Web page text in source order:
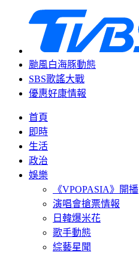
颱風白海豚動態
SBS歌謠大戰
優惠好康情報
首頁
即時
生活
政治
娛樂
《VPOPASIA》開播
演唱會搶票情報
日韓爆米花
歌手動態
綜藝星聞